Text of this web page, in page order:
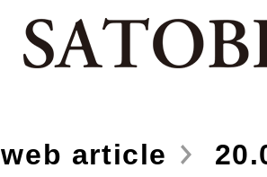
web article